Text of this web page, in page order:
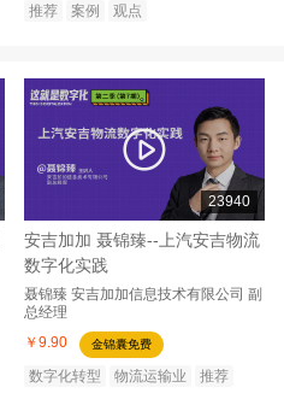
推荐 案例 观点
23940
安吉加加 聂锦臻--上汽安吉物流
数字化实践
聂锦臻 安吉加加信息技术有限公司 副
总经理
￥9.90
金锦囊免费
数字化转型 物流运输业 推荐